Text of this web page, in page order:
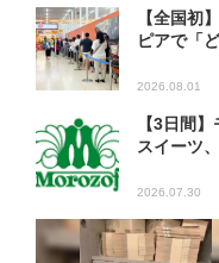
【全国初
ピアで「
2026.08.01
【3日間
スイーツ
2026.07.30